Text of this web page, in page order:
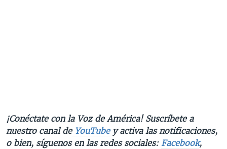
¡Conéctate con la Voz de América! Suscríbete a
nuestro canal deYouTubey activa las notificaciones,
o bien, síguenos en las redes sociales: Facebook,